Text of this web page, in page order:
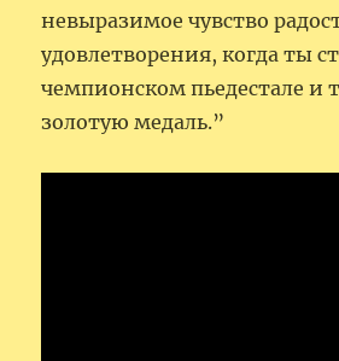
невыразимое чувство
удовлетворения, когда ты
чемпионском пьедестале и
золотую медаль.”